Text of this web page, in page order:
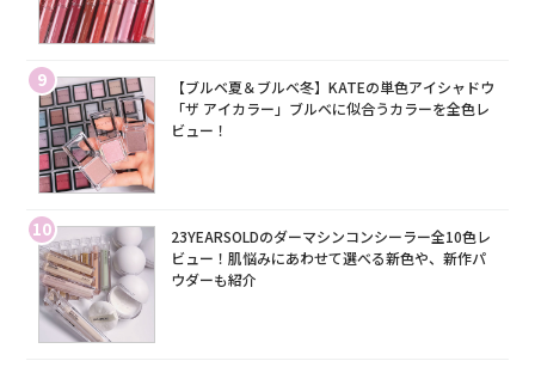
9
【ブルベ夏＆ブルベ冬】KATEの単色アイシャドウ
「ザ アイカラー」ブルベに似合うカラーを全色レ
ビュー！
10
23YEARSOLDのダーマシンコンシーラー全10色レ
ビュー！肌悩みにあわせて選べる新色や、新作パ
ウダーも紹介